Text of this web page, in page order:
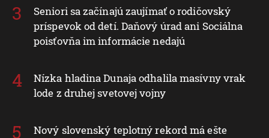
Seniori sa začínajú zaujímať o rodičovský
príspevok od detí. Daňový úrad ani Sociálna
poisťovňa im informácie nedajú
Nízka hladina Dunaja odhalila masívny vrak
lode z druhej svetovej vojny
Nový slovenský teplotný rekord má ešte